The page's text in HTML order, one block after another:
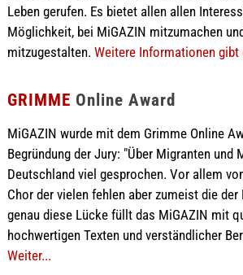
Leben gerufen. Es bietet allen allen
Möglichkeit, bei MiGAZIN mitzumachen
mitzugestalten. Weitere Informationen gibt
GRIMME Online Award
MiGAZIN wurde mit dem Grimme Online
Begründung der Jury: "Über Migranten und
Deutschland viel gesprochen. Vor allem
Chor der vielen fehlen aber zumeist die der
genau diese Lücke füllt das MiGAZIN mit
hochwertigen Texten und verständlicher
Weiter...